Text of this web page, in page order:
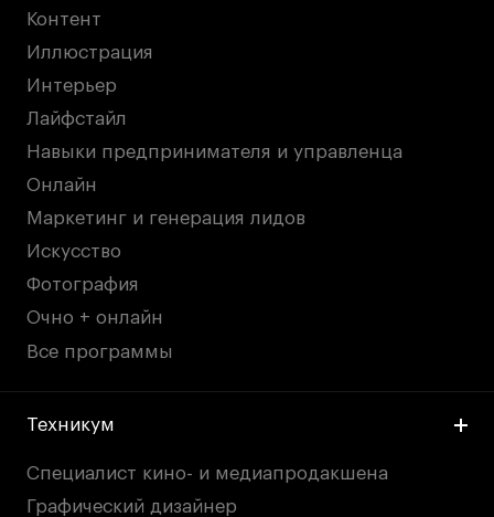
Контент
Иллюстрация
Интерьер
Лайфстайл
Навыки предпринимателя и управленца
Онлайн
Маркетинг и генерация лидов
Искусство
Фотография
Очно + онлайн
Все программы
Техникум
Специалист кино- и медиапродакшена
Графический дизайнер